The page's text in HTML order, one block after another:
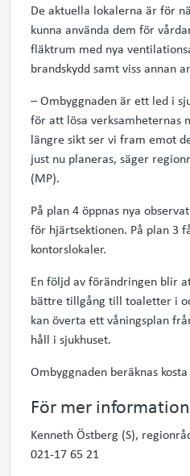
De aktuella lokalerna är för
kunna använda dem för
fläktrum med nya
brandskydd samt viss annan
– Ombyggnaden är ett led i
för att lösa verksamheternas
längre sikt ser vi fram emot
just nu planeras, säger
(MP).
På plan 4 öppnas nya
för hjärtsektionen. På plan 3
kontorslokaler.
En följd av förändringen blir
bättre tillgång till toaletter i
kan överta ett våningsplan
håll i sjukhuset.
Ombyggnaden beräknas
För mer
Kenneth Östberg (S),
021-17 65 21